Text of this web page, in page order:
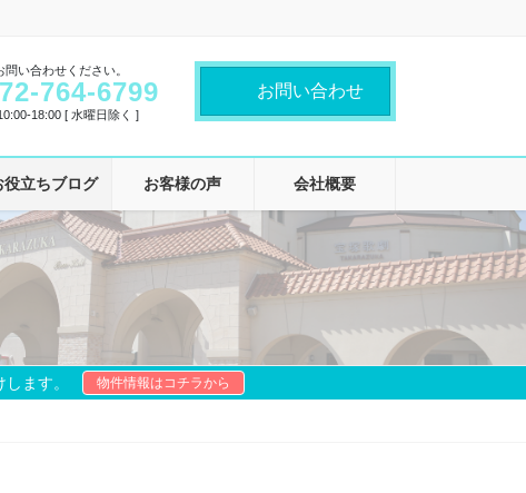
問い合わせください。
764-6799
18:00 [ 水曜日除く ]
お問い合わせ
立ちブログ お客様の声 会社概要
ます。 物件情報はコチラから